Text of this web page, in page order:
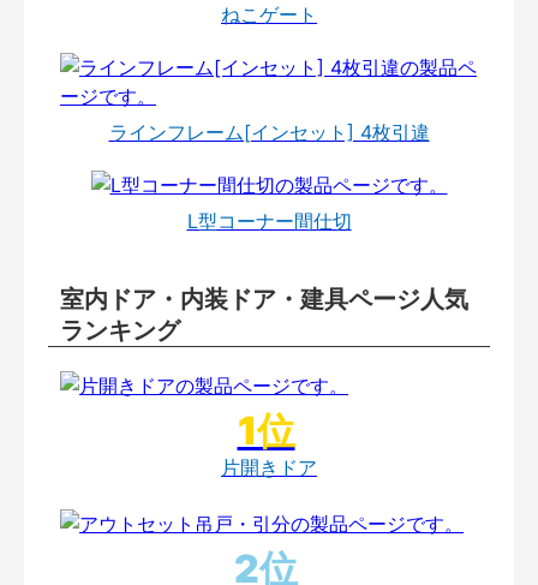
ねこゲート
ラインフレーム[インセット] 4枚引違
L型コーナー間仕切
室内ドア・内装ドア・建具ページ人気
ランキング
片開きドア